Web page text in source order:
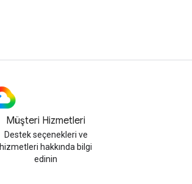
Müşteri Hizmetleri
Destek seçenekleri ve
hizmetleri hakkında bilgi
edinin